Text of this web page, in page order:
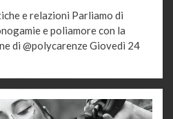
e relazioni Parliamo di
e poliamore con la
di @polycarenze Giovedì 24